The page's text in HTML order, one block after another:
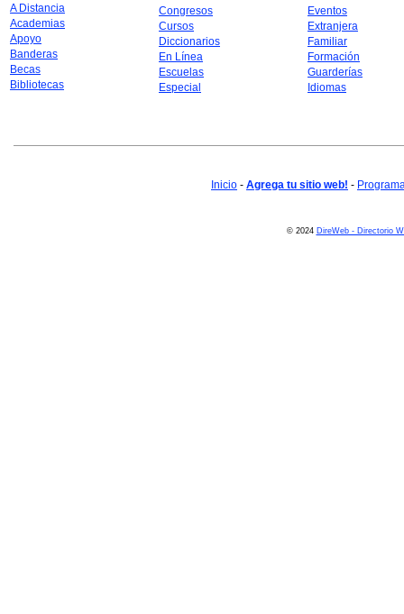
A Distancia
Academias
Apoyo
Banderas
Becas
Bibliotecas
Congresos
Cursos
Diccionarios
En Línea
Escuelas
Especial
Eventos
Extranjera
Familiar
Formación
Guarderías
Idiomas
Inicio - Agrega tu sitio web! -
© 2024 DireWeb - Directorio